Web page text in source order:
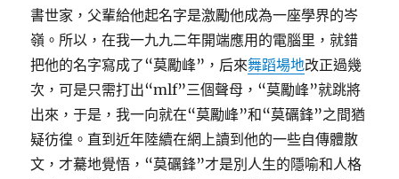
書世家，父輩給他起名字是激勵他成為一座學界的岑
嶺。所以，在我一九九二年開端應用的電腦里，就錯
把他的名字寫成了“莫勵峰”，后來舞蹈場地改正過幾
次，可是只需打出“mlf”三個聲母，“莫勵峰”就跳將
出來，于是，我一向就在“莫勵峰”和“莫礪鋒”之間猶
疑彷徨。直到近年陸續在網上讀到他的一些自傳體散
文，才驀地覺悟，“莫礪鋒”才是別人生的隱喻和人格